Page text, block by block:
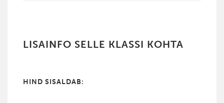
LISAINFO SELLE KLASSI KOHTA
HIND SISALDAB: